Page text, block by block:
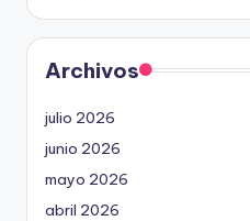
Archivos
julio 2026
junio 2026
mayo 2026
abril 2026